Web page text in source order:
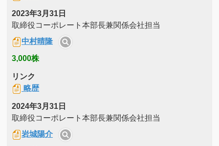
2023年3月31日
取締役コーポレート本部長兼関係会社担当
中村晴隆
3,000株
リンク
略歴
2024年3月31日
取締役コーポレート本部長兼関係会社担当
岩城陽介